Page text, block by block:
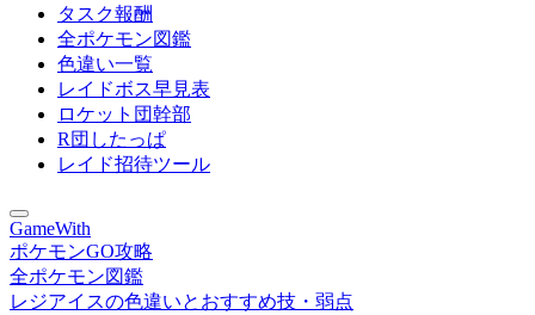
タスク報酬
全ポケモン図鑑
色違い一覧
レイドボス早見表
ロケット団幹部
R団したっぱ
レイド招待ツール
GameWith
ポケモンGO攻略
全ポケモン図鑑
レジアイスの色違いとおすすめ技・弱点